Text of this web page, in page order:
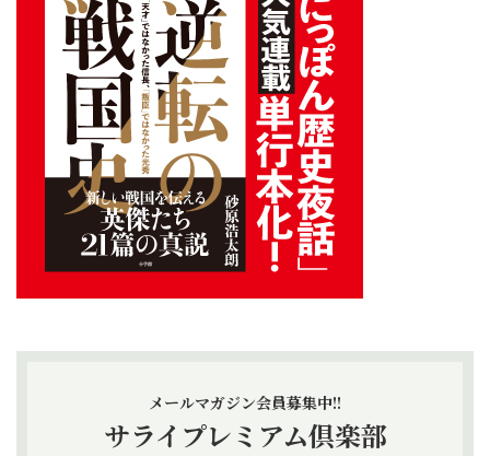
メールマガジン会員募集中!!
サライプレミアム倶楽部